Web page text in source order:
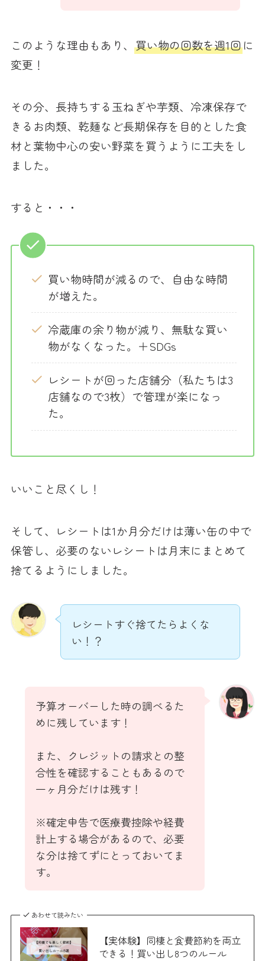
このような理由もあり、 買い物の回数を週1回に
変更！
その分、長持ちする玉ねぎや芋類、冷凍保存で
きるお肉類、乾麺など長期保存を目的とした食
材と葉物中心の安い野菜を買うように工夫をし
ました。
すると・・・
買い物時間が減るので、自由な時間
が増えた。
冷蔵庫の余り物が減り、無駄な買い
物がなくなった。＋SDGs
レシートが回った店舗分（私たちは3
店舗なので3枚）で管理が楽になっ
た。
いいこと尽くし！
そして、レシートは1か月分だけは薄い缶の中で
保管し、必要のないレシートは月末にまとめて
捨てるようにしました。
レシートすぐ捨てたらよくな
い！？
予算オーバーした時の調べるた
めに残しています！
また、クレジットの請求との整
合性を確認することもあるので
一ヶ月分だけは残す！
※確定申告で医療費控除や経費
計上する場合があるので、必要
な分は捨てずにとっておいてま
す。
あわせて読みたい
【実体験】同棲と食費節約を両立
できる！買い出し8つのルール